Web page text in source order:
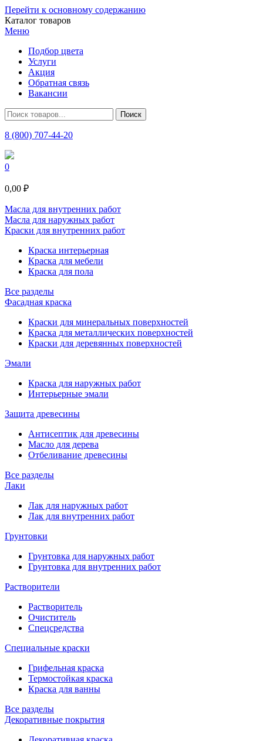
Перейти к основному содержанию
Каталог товаров
Меню
Подбор цвета
Услуги
Акция
Обратная связь
Вакансии
8 (800) 707-44-20
0
0,00 ₽
Масла для внутренних работ
Масла для наружных работ
Краски для внутренних работ
Краска интерьерная
Краска для мебели
Краска для пола
Все разделы
Фасадная краска
Краски для минеральных поверхностей
Краска для металлических поверхностей
Краски для деревянных поверхностей
Эмали
Краска для наружных работ
Интерьерные эмали
Защита древесины
Антисептик для древесины
Масло для дерева
Отбеливание древесины
Все разделы
Лаки
Лак для наружных работ
Лак для внутренних работ
Грунтовки
Грунтовка для наружных работ
Грунтовка для внутренних работ
Растворители
Растворитель
Очиститель
Спецсредства
Специальные краски
Грифельная краска
Термостойкая краска
Краска для ванны
Все разделы
Декоративные покрытия